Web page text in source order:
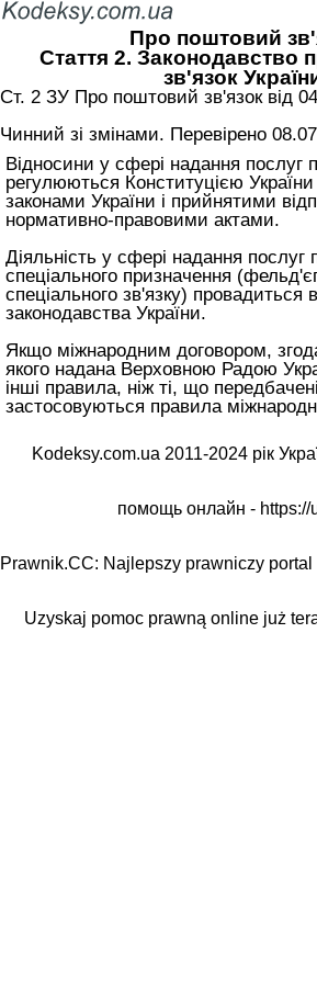
Про поштовий
Стаття 2. Законодавство
зв'язок
Ст. 2 ЗУ Про поштовий зв'язок від
Чинний зі змінами. Перевірено
Відносини у сфері надання послуг
регулюються Конституцією
законами України і прийнятими
нормативно-правовими актами.
Діяльність у сфері надання послуг
спеціального призначення
спеціального зв'язку) провадиться
законодавства України.
Якщо міжнародним договором,
якого надана Верховною Радою
інші правила, ніж ті, що
застосовуються правила
Kodeksy.com.ua 2011-2024 рік
помощь онлайн - https://
Prawnik.CC: Najlepszy prawniczy portal
Uzyskaj pomoc prawną online już